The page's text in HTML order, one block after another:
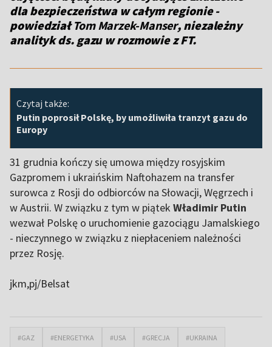
dla bezpieczeństwa w całym regionie -
powiedziałTom Marzek-Manser, niezależny
analityk ds. gazu w rozmowie z FT.
Czytaj także:
Putin poprosił Polskę, by umożliwiła tranzyt gazu do
Europy
31 grudnia kończy się umowa między rosyjskim
Gazpromem i ukraińskim Naftohazem na transfer
surowca z Rosji do odbiorców na Słowacji, Węgrzech i
w Austrii. W związku z tym w piątek Władimir Putin
wezwał Polskę o uruchomienie gazociągu Jamalskiego
- nieczynnego w związku z niepłaceniem należności
przez Rosję.
jkm,pj/Belsat
#GAZ #ENERGETYKA #USA #GRECJA #UKRAINA